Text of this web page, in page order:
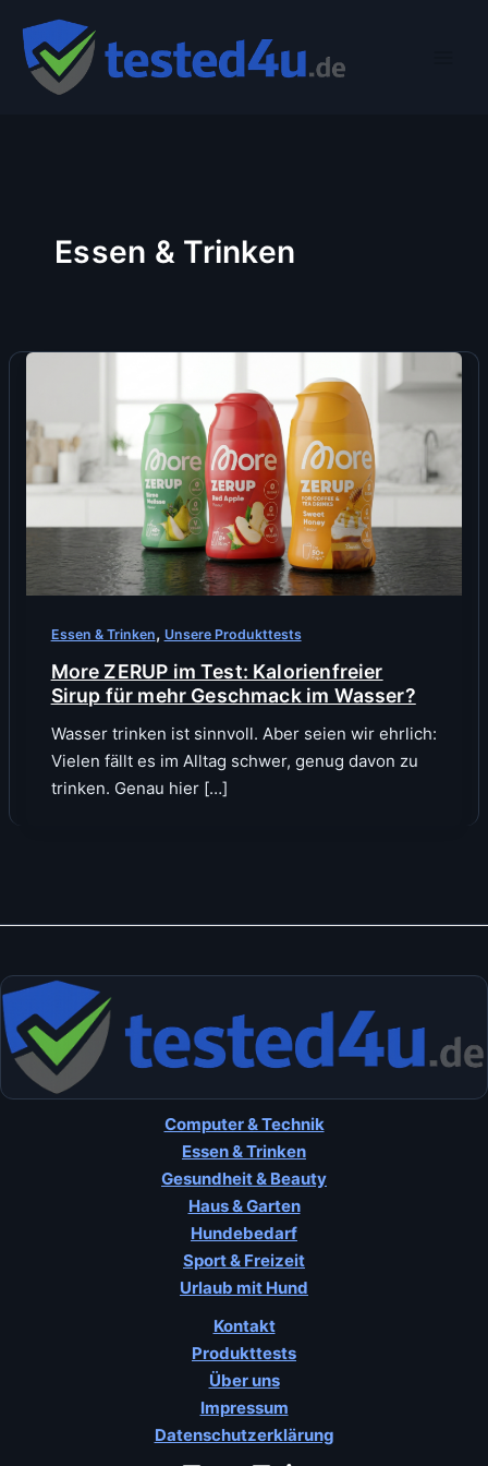
Inhalt
springen
Essen & Trinken
Essen & Trinken, Unsere Produkttests
More ZERUP im Test: Kalorienfreier
Sirup für mehr Geschmack im Wasser?
Wasser trinken ist sinnvoll. Aber seien wir ehrlich:
Vielen fällt es im Alltag schwer, genug davon zu
trinken. Genau hier […]
Computer & Technik
Essen & Trinken
Gesundheit & Beauty
Haus & Garten
Hundebedarf
Sport & Freizeit
Urlaub mit Hund
Kontakt
Produkttests
Über uns
Impressum
Datenschutzerklärung